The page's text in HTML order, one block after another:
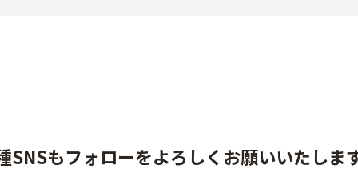
SNSもフォローをよろしくお願いいたしま